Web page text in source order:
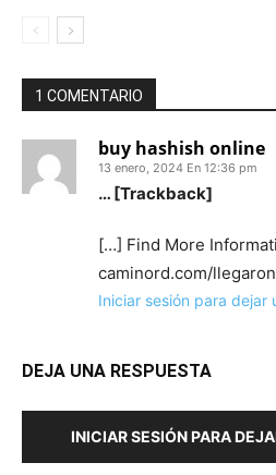
1 COMENTARIO
buy hashish online
13 enero, 2024 En 12:36 pm
… [Trackback]
[…] Find More
caminord.com/
Iniciar sesión para dejar
DEJA UNA RESPUESTA
INICIAR SESIÓN PARA